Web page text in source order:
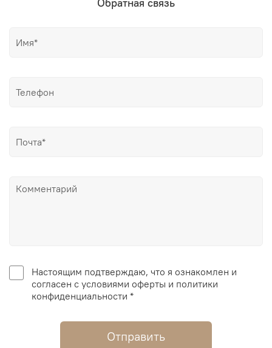
Обратная связь
Настоящим подтверждаю, что я ознакомлен и
согласен с условиями оферты и политики
конфиденциальности *
Отправить